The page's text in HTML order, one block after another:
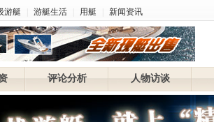
游艇 游艇生活 用艇 新闻资讯
评论分析 人物访谈